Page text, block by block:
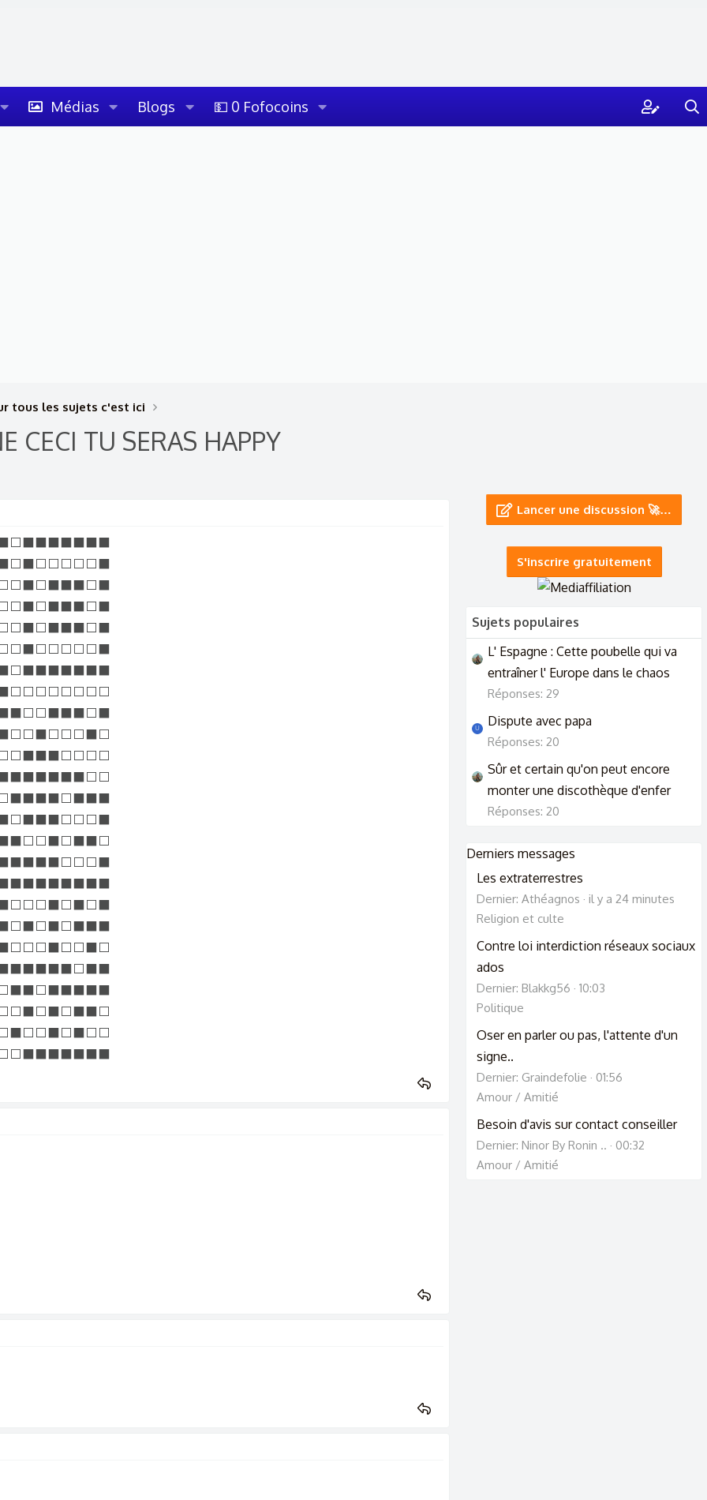
Médias Blogs 💵 0 Fofocoins
tous les sujets c'est ici
CECI TU SERAS HAPPY
Lancer une discussion 🚀…
S'inscrire gratuitement
Sujets populaires
L' Espagne : Cette poubelle qui va
entraîner l' Europe dans le chaos
Réponses: 29
U Dispute avec papa
Réponses: 20
Sûr et certain qu'on peut encore
monter une discothèque d'enfer
Réponses: 20
Derniers messages
Les extraterrestres
Dernier: Athéagnos
il y a 24 minutes
Religion et culte
Contre loi interdiction réseaux sociaux
ados
Dernier: Blakkg56
10:03
Politique
Oser en parler ou pas, l'attente d'un
signe..
Dernier: Graindefolie
01:56
Amour / Amitié
Besoin d'avis sur contact conseiller
Dernier: Ninor By Ronin ..
00:32
Amour / Amitié